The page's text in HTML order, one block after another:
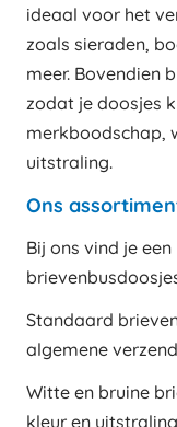
ideaal voor het
zoals sieraden,
meer. Bovendien
zodat je doosjes
merkboodschap,
uitstraling.
Ons
Bij ons vind je
Standaard
algemene
Witte en bruine
kleur en